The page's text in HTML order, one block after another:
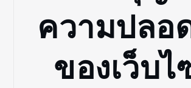
ความปลอ
ของเว็บไ